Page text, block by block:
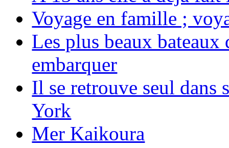
Voyage en famille ;
Les plus beaux bateaux
embarquer
Il se retrouve seul dans
York
Mer Kaikoura